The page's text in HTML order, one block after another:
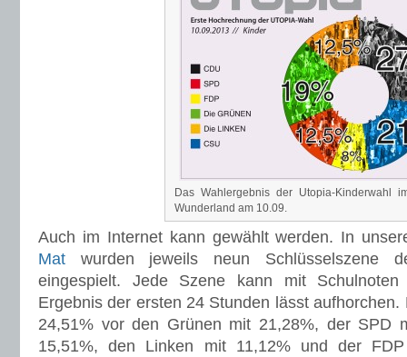
Das Wahlergebnis der Utopia-Kinderwahl
Wunderland am 10.09.
Auch im Internet kann gewählt werden. In
Mat wurden jeweils neun Schlüsselszene
eingespielt. Jede Szene kann mit
Ergebnis der ersten 24 Stunden lässt
24,51% vor den Grünen mit 21,28%, der SPD
15,51%, den Linken mit 11,12% und der